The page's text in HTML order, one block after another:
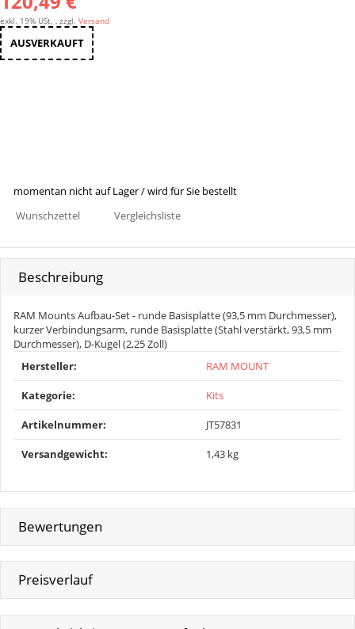
exkl. 19% USt. , zzgl. Versand
AUSVERKAUFT
momentan nicht auf Lager / wird für Sie bestellt
Wunschzettel
Vergleichsliste
Beschreibung
RAM Mounts Aufbau-Set - runde Basisplatte (93,5 mm Durchmesser),
kurzer Verbindungsarm, runde Basisplatte (Stahl verstärkt, 93,5 mm
Durchmesser), D-Kugel (2,25 Zoll)
Produkteigenschaft
Wert
Hersteller: RAM MOUNT
Kategorie: Kits
Artikelnummer: JT57831
Versandgewicht‍: 1,43 kg
Bewertungen
Preisverlauf